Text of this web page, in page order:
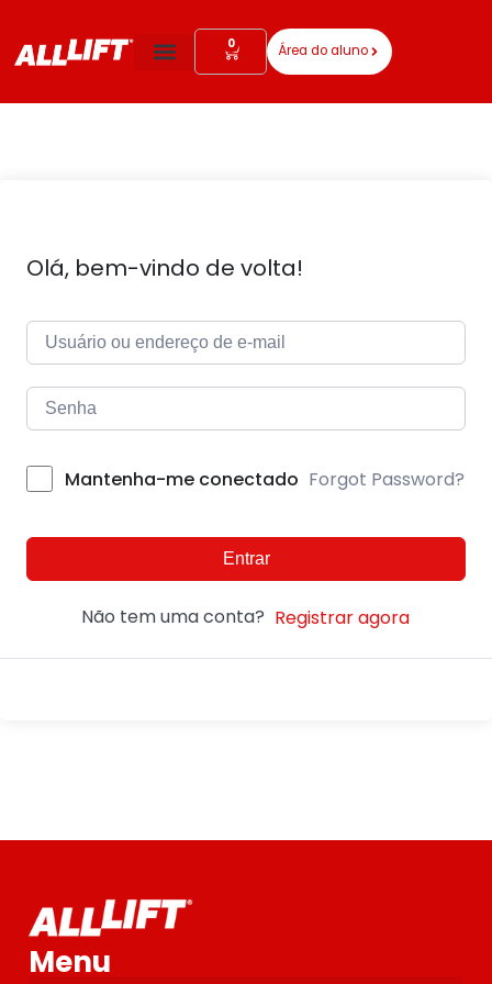
0 Área do aluno
Olá, bem-vindo de volta!
Mantenha-me conectado Forgot Password?
Entrar
Não tem uma conta? Registrar agora
Menu